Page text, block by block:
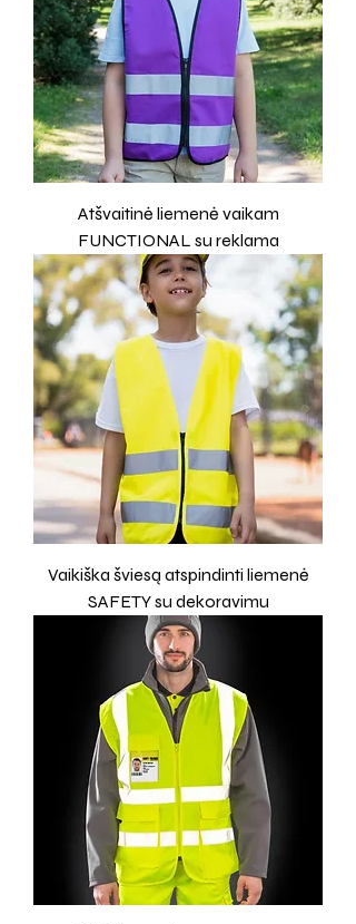
Atšvaitinė liemenė vaikam
FUNCTIONAL su reklama
Vaikiška šviesą atspindinti liemenė
SAFETY su dekoravimu